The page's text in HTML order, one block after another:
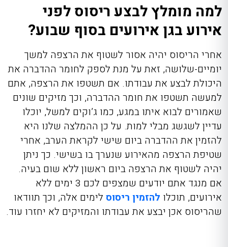
למה מומלץ לבצע ריסוס לפני
אירוע בגן אירועים בסוף שבוע?
אחרי הריסוס יהיה אסור לשטוף את הרצפה למשך
יומיים-שלושה, זאת על מנת לספק לחומר ההדברה את
היכולת לבצע את עבודתו. אם תשטפו את הרצפה, אתם
למעשה תשטפו את חומר ההדברה, וכך מזיקים שונים
שאמורים לבוא איתו במגע, כמו ג’וקים למשל, יוכלו
עדיין לשגשג מבלי למות. על כן ההמלצה שלנו היא
להזמין את ההדברה ביום שישי לקראת הערב, אחרי
שטיפת הרצפה מהאירוע שנערך בו בשישי. כך ניתן
יהיה לשטוף את הרצפה ביום ראשון ללא שום בעיה.
אם מנגד אתם יודעים שמצפים לכם 3 ימים ללא
אירועים, תוכלו להזמין ריסוס לימים אלה, וכך תוודאו
שהריסוס אכן יבצע את עבודתו והמזיקים לא יחזרו עוד.